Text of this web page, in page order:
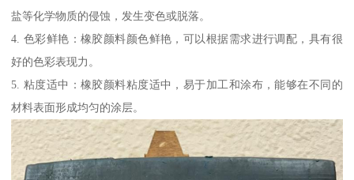
盐等化学物质的侵蚀，发生变色或脱落。
4. 色彩鲜艳：橡胶颜料颜色鲜艳，可以根据需求进行调配，具有很
好的色彩表现力。
5. 粘度适中：橡胶颜料粘度适中，易于加工和涂布，能够在不同的
材料表面形成均匀的涂层。